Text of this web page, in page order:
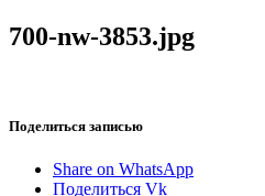
700-nw-3853.jpg
Поделиться записью
Share on WhatsApp
Поделиться Vk